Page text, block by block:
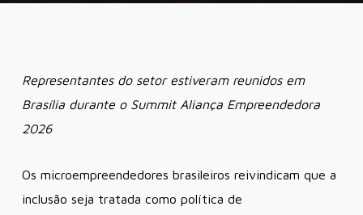
Representantes do setor estiveram reunidos em
Brasília durante o Summit Aliança Empreendedora
2026
Os microempreendedores brasileiros reivindicam que a
inclusão seja tratada como política de